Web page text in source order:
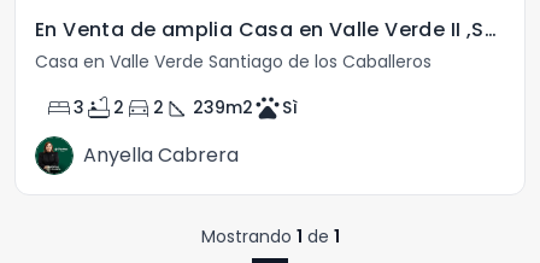
En Venta de amplia Casa en Valle Verde II ,Santiago
Casa en Valle Verde Santiago de los Caballeros
bed3 bathtub 2 directions_car 2 square_foot 239m2petsSì
Anyella Cabrera
Mostrando 1 de 1